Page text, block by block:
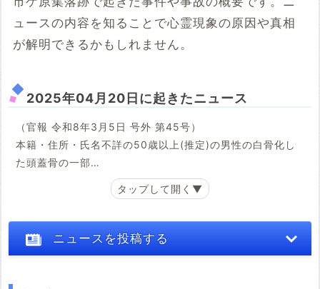
ュースの内容を知ることで心霊現象の原因や真相
が解明できるかもしれません。
2025年04月20日に起きたニュース
（官報 令和8年3月5日 号外 第45号）
本籍・住所・氏名不詳の50歳以上(推定)の男性の白骨化し
た頭蓋骨の一部
上記の者は、令和7年4月20日午後3時35分神戸市中央区葺
駅から北西に約278メートルの山中で発見されました。死亡
ニュースを投稿する